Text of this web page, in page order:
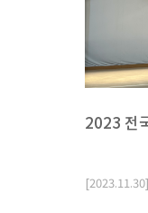
2023 전
[2023.11.30]